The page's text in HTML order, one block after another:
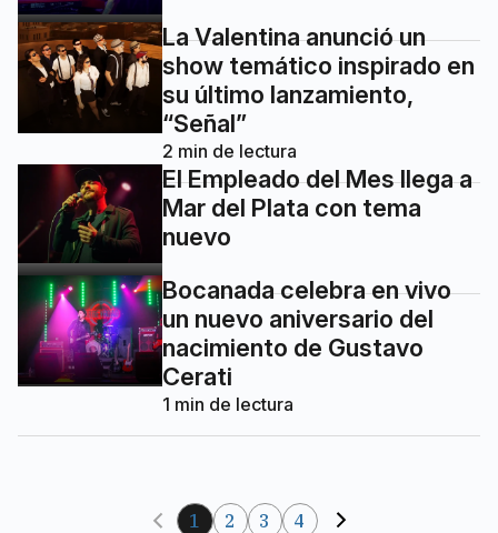
La Valentina anunció un
show temático inspirado en
su último lanzamiento,
“Señal”
2 min de lectura
El Empleado del Mes llega a
Mar del Plata con tema
nuevo
Bocanada celebra en vivo
un nuevo aniversario del
nacimiento de Gustavo
Cerati
1 min de lectura
1 2 3 4